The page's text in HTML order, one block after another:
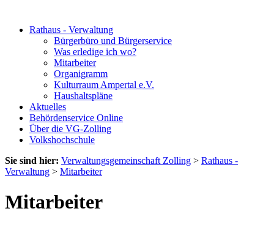
Rathaus - Verwaltung
Bürgerbüro und Bürgerservice
Was erledige ich wo?
Mitarbeiter
Organigramm
Kulturraum Ampertal e.V.
Haushaltspläne
Aktuelles
Behördenservice Online
Über die VG-Zolling
Volkshochschule
Sie sind hier: Verwaltungsgemeinschaft Zolling > Rathaus -
Verwaltung > Mitarbeiter
Mitarbeiter